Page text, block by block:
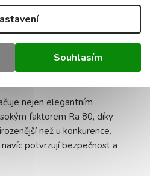
Souhlasím
osvětlení vašeho interiéru.
ložnice nebo kavárny,
atmosféru. Ideální pro
design a vysoce kvalitní
nejen elegantním
faktorem Ra 80, díky
než u konkurence.
potvrzují bezpečnost a